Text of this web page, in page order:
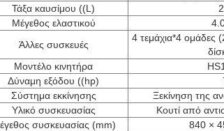
Τάξα καυσίμου ((L)
Μέγεθος ελαστικού
Άλλες συσκευές
4 τεμάχια*4 ομάδες
Μοντέλο κινητήρα
Δύναμη εξόδου ((hp)
Σύστημα εκκίνησης
Ξεκίνηση της
Υλικό συσκευασίας
Κουτί από
συσκευασίας (mm)
840 ×